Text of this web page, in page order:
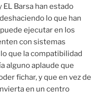
EL Barsa han estado
lo que han
ejecutar en los
con sistemas
que la compatibilidad
alguno aplaude que
fichar, y que en vez de
en un centro